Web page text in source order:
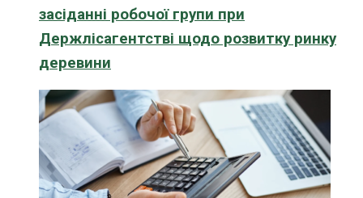
засіданні робочої групи при
Держлісагентстві щодо розвитку ринку
деревини